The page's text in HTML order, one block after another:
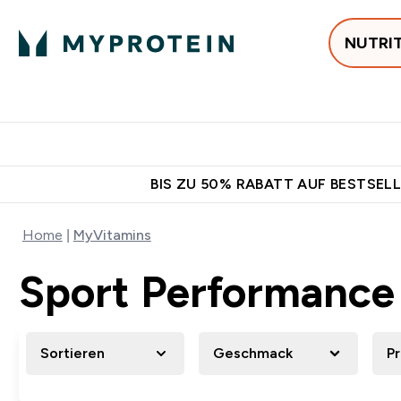
BIS ZU 50% RABATT AUF
Home MyVitamins
Sport Performance
Sortieren Geschmack